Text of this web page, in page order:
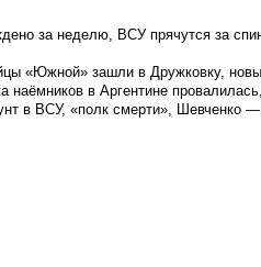
за неделю, ВСУ прячутся за
«Южной» зашли в Дружковку,
в Аргентине
в ВСУ, «полк смерти», Шевченко